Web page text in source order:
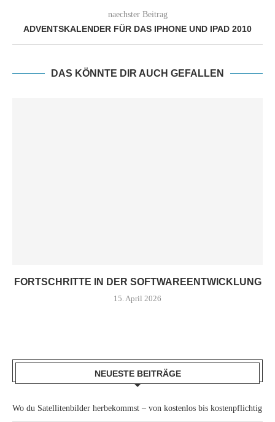
naechster Beitrag
ADVENTSKALENDER FÜR DAS IPHONE UND IPAD 2010
DAS KÖNNTE DIR AUCH GEFALLEN
FORTSCHRITTE IN DER SOFTWAREENTWICKLUNG
15. April 2026
NEUESTE BEITRÄGE
Wo du Satellitenbilder herbekommst – von kostenlos bis kostenpflichtig